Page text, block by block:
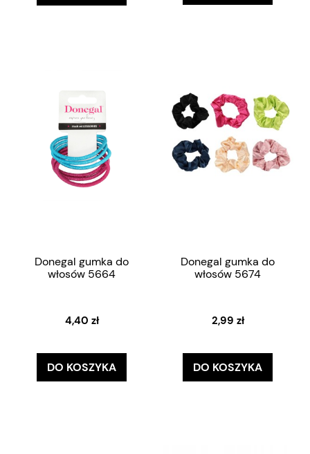
Donegal gumka do
włosów 5664
4,40 zł
DO KOSZYKA
Donegal gumka do
włosów 5674
2,99 zł
DO KOSZYKA